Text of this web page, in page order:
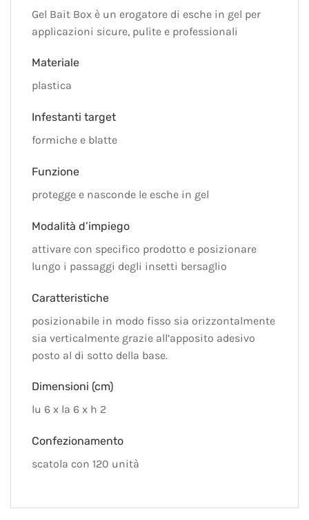
Gel Bait Box è un erogatore di esche in gel per
applicazioni sicure, pulite e professionali
Materiale
plastica
Infestanti target
formiche e blatte
Funzione
protegge e nasconde le esche in gel
Modalità d’impiego
attivare con specifico prodotto e posizionare
lungo i passaggi degli insetti bersaglio
Caratteristiche
posizionabile in modo fisso sia orizzontalmente
sia verticalmente grazie all’apposito adesivo
posto al di sotto della base.
Dimensioni (cm)
lu 6 x la 6 x h 2
Confezionamento
scatola con 120 unità